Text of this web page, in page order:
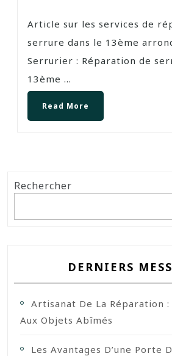
Article sur les services de
serrure dans le 13ème
Serrurier : Réparation de
13ème ...
Read More
Rechercher
DERNIERS
Artisanat De La Réparation :
Aux Objets Abîmés
Les Avantages D’une Porte